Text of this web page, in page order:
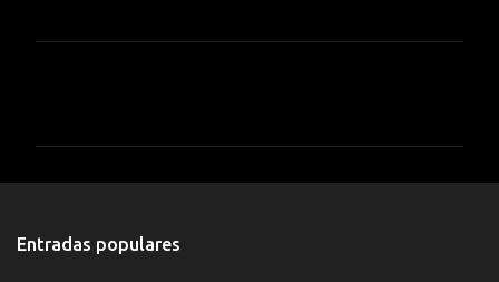
t
Entradas populares